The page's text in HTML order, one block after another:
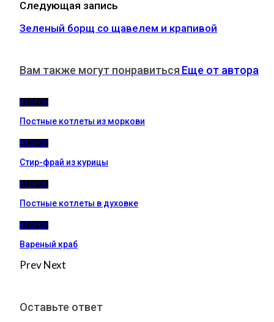
Следующая запись
Зеленый борщ со щавелем и крапивой
Вам также могут понравиться Еще от автора
ВТОРОЕ
Постные котлеты из моркови
ВТОРОЕ
Стир-фрай из курицы
ВТОРОЕ
Постные котлеты в духовке
ВТОРОЕ
Вареный краб
PrevNext
Оставьте ответ